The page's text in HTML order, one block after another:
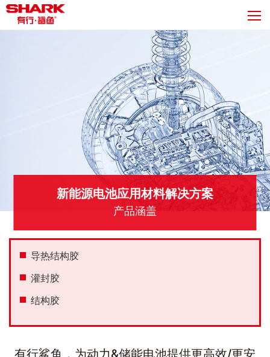
新能源电池应用材料解决方案
产品涵盖
导热结构胶
灌封胶
结构胶
有行鲨鱼，为动力&储能电池提供更高效/更安